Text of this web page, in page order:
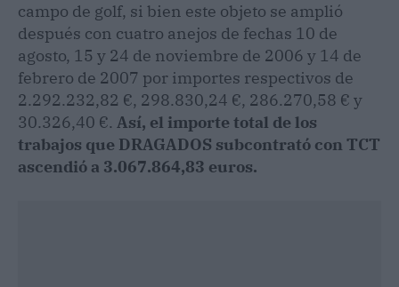
campo de golf, si bien este objeto se amplió
después con cuatro anejos de fechas 10 de
agosto, 15 y 24 de noviembre de 2006 y 14 de
febrero de 2007 por importes respectivos de
2.292.232,82 €, 298.830,24 €, 286.270,58 € y
30.326,40 €. Así, el importe total de los
trabajos que DRAGADOS subcontrató con TCT
ascendió a 3.067.864,83 euros.